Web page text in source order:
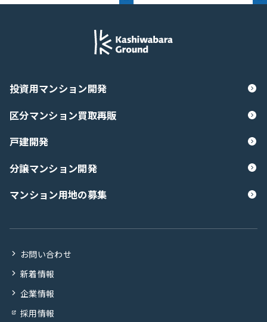
投資用マンション開発
区分マンション買取再販
戸建開発
分譲マンション開発
マンション用地の募集
お問い合わせ
新着情報
企業情報
採用情報